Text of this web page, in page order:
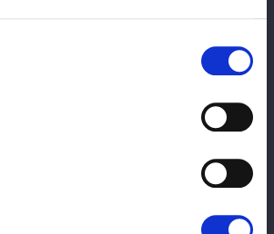
『STARDOM in HACHIOJI 2025 Mar.』大